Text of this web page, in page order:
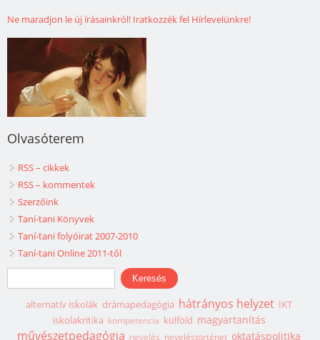
Ne maradjon le új írásainkról! Iratkozzék fel Hírlevelünkre!
Olvasóterem
RSS – cikkek
RSS – kommentek
Szerzőink
Taní-tani Könyvek
Taní-tani folyóirat 2007-2010
Taní-tani Online 2011-től
Keresés űrlap
Keresés
alternatív iskolák drámapedagógia hátrányos helyzet IKT
iskolakritika kompetencia külföld magyartanítás
művészetpedagógia nevelés neveléstörténet oktatáspolitika